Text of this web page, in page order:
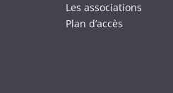
Les associations
Plan d’accès